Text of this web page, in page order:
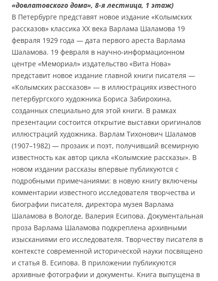
«довлатовского дома», 8-я лестница, 1 этаж)
В Петербурге представят новое издание «Колымских
рассказов» классика ХХ века Варлама Шаламова 19
февраля 1929 года — дата первого ареста Варлама
Шаламова. 19 февраля в научно-информационном
центре «Мемориал» издательство «Вита Нова»
представит новое издание главной книги писателя —
«Колымских рассказов» — в иллюстрациях известного
петербургского художника Бориса Забирохина,
созданных специально для этой книги. В рамках
презентации состоится открытие выставки оригиналов
иллюстраций художника. Варлам Тихонович Шаламов
(1907–1982) — прозаик и поэт, получивший всемирную
известность как автор цикла «Колымские рассказы». В
новом издании рассказы впервые публикуются с
подробными примечаниями: в новую книгу включены
комментарии известного исследователя творчества и
биографии писателя, директора музея Варлама
Шаламова в Вологде, Валерия Есипова. Документальная
проза Варлама Шаламова подкреплена архивными
изысканиями его исследователя. Творчеству писателя в
контексте современной исторической науки посвящено
и статья В. Есипова. В приложении публикуются
архивные фотографии и документы. Книга выпущена в